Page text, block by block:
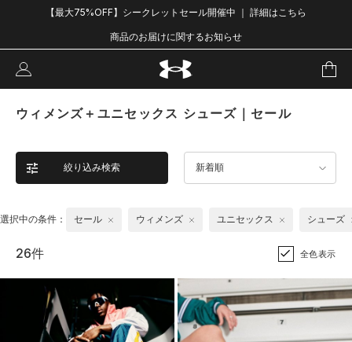
【最大75%OFF】シークレットセール開催中 ｜ 詳細はこちら
商品のお届けに関するお知らせ
ウィメンズ＋ユニセックス シューズ｜セール
絞り込み検索 新着順
選択中の条件： セール ウィメンズ ユニセックス シューズ
26件 全色表示